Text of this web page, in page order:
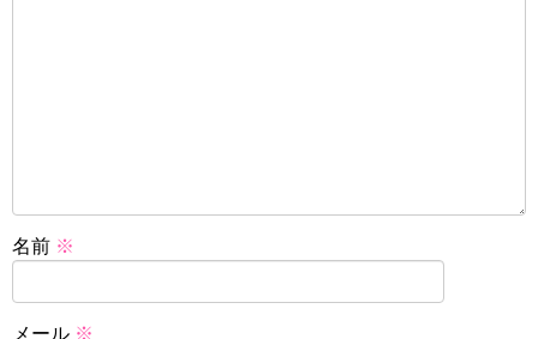
名前 ※
メール ※